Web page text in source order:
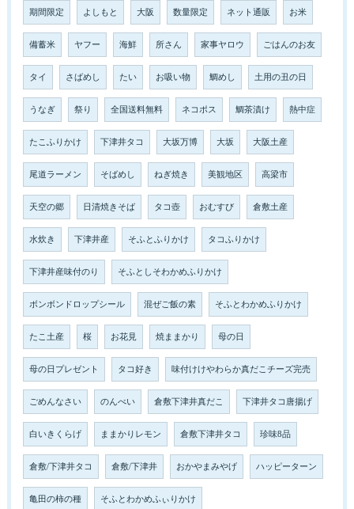
期間限定 よしもと 大阪 数量限定 ネット通販 お米
備蓄米 ヤフー 海鮮 所さん 家事ヤロウ ごはんのお友
タイ さばめし たい お吸い物 鯛めし 土用の丑の日
うなぎ 祭り 全国送料無料 ネコポス 鯛茶漬け 熱中症
たこふりかけ 下津井タコ 大坂万博 大坂 大阪土産
尾道ラーメン そばめし ねぎ焼き 美観地区 高梁市
天空の郷 日清焼きそば タコ壺 おむすび 倉敷土産
水炊き 下津井産 そふとふりかけ タコふりかけ
下津井産味付のり そふとしそわかめふりかけ
ボンボンドロップシール 混ぜご飯の素 そふとわかめふりかけ
たこ土産 桜 お花見 焼ままかり 母の日
母の日プレゼント タコ好き 味付けけやわらか真だこチーズ完売
ごめんなさい のんべい 倉敷下津井真だこ 下津井タコ唐揚げ
白いきくらげ ままかりレモン 倉敷下津井タコ 珍味8品
倉敷/下津井タコ 倉敷/下津井 おかやまみやげ ハッピーターン
亀田の柿の種 そふとわかめふぃりかけ